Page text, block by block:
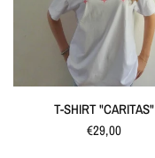
SCHNELLANSICHT
T-SHIRT "CARITAS"
€29,00